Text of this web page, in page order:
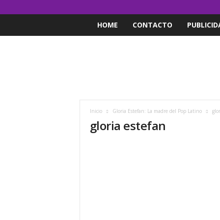
HOME CONTACTO
Inicio Gloria Estefan: La madre del Pop Latino
gloria estefan